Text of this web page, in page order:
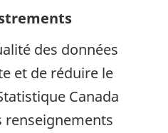
des données
et de réduire le
Canada